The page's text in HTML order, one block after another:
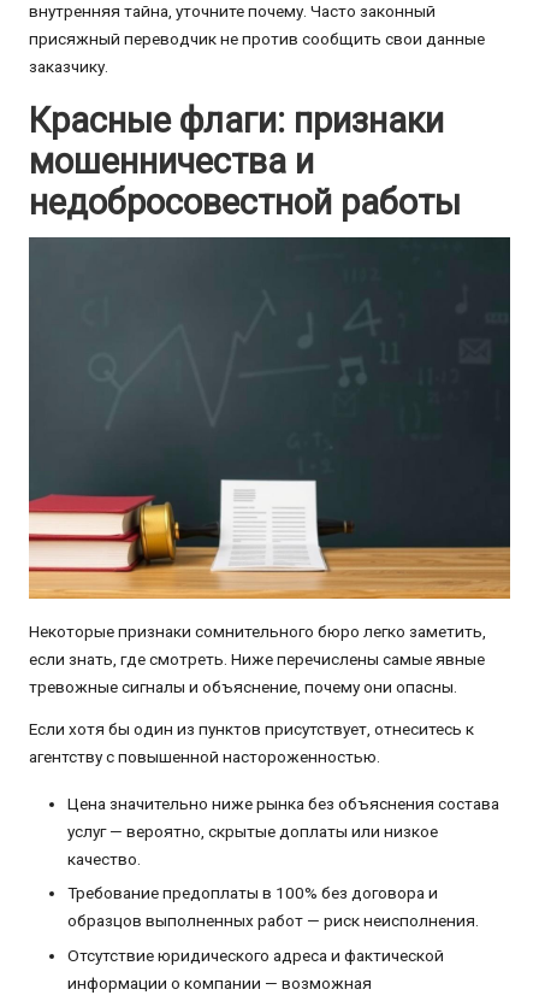
внутренняя тайна, уточните почему. Часто законный
присяжный переводчик не против сообщить свои данные
заказчику.
Красные флаги: признаки
мошенничества и
недобросовестной работы
Некоторые признаки сомнительного бюро легко заметить,
если знать, где смотреть. Ниже перечислены самые явные
тревожные сигналы и объяснение, почему они опасны.
Если хотя бы один из пунктов присутствует, отнеситесь к
агентству с повышенной настороженностью.
Цена значительно ниже рынка без объяснения состава
услуг — вероятно, скрытые доплаты или низкое
качество.
Требование предоплаты в 100% без договора и
образцов выполненных работ — риск неисполнения.
Отсутствие юридического адреса и фактической
информации о компании — возможная